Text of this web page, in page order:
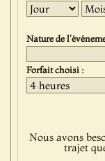
Jour Mois
Nature de
Forfait choisi :
Nous avons
trajet